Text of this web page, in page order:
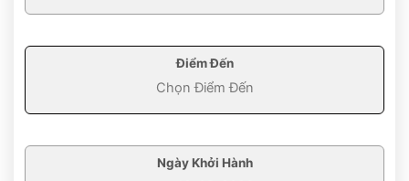
Điểm Đến
Ngày Khởi Hành